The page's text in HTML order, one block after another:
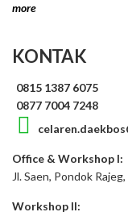
more
KONTAK
0815 1387 6075
0877 7004 7248
Office & Workshop I:
Jl. Saen, Pondok
Workshop II: